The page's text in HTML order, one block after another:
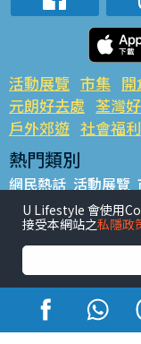
活動展覽 市集 開
元朗好去處 荃灣
戶外郊遊 社會福利
熱門類別
網民熱話 活動展覽
銅鑼灣好去處 元朗
餐廳情報 戶外郊遊
熱門標籤
#UGO搵好去處 #人
#親子玩樂好去處
#UJetso禮物放送
U Lifestyle 會使用
接受本網站之私隱政